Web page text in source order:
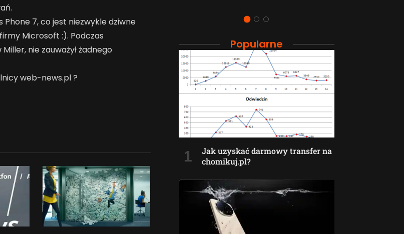
Phone 7, co jest niezwykle dziwne
Microsoft :). Podczas
nie zauważył żadnego
web-news.pl ?
Popularne
Jak uzyskać darmowy transfer na
chomikuj.pl?